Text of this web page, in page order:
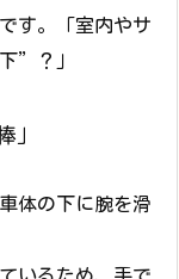
す。「室内やサ
”？」
」
体の下に腕を滑
いるため、手で